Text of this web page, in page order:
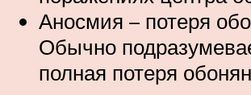
Аносмия – потеря
Обычно
полная потеря